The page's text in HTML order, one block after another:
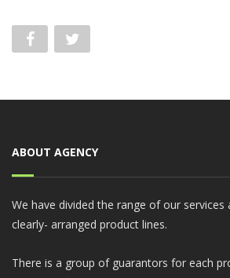
ABOUT AGENCY
We have divided the range of our
clearly- arranged product lines.
There is a group of guarantors for each